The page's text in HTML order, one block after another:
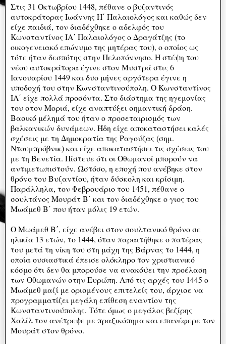
Στις 31 Οκτωβρίου 1448, πέθανε ο βυζαντινός
αυτοκράτορας Ιωάννης Η΄ Παλαιολόγος και καθώς δεν
είχε παιδιά, τον διαδέχθηκε ο αδελφός του
Κωνσταντίνος ΙΑ΄ Παλαιολόγος ο Δραγάτζης (το
οικογενειακό επώνυμο της μητέρας του), ο οποίος ως
τότε ήταν δεσπότης στην Πελοπόννησο. Η στέψη του
νέου αυτοκράτορα έγινε στον Μυστρά στις 6
Ιανουαρίου 1449 και δυο μήνες αργότερα έγινε η
υποδοχή του στην Κωνσταντινούπολη. Ο Κωνσταντίνος
ΙΑ΄ είχε πολλά προσόντα. Στο διάστημα της ηγεμονίας
του στον Μοριά, είχε αναπτύξει σημαντική δράση.
Βασικό μέλημά του ήταν ο προσεταιρισμός των
βαλκανικών δυνάμεων. Ήδη είχε αποκαταστήσει καλές
σχέσεις με τη Δημοκρατία της Ραγούζας (σημ.
Ντουμπρόβνικ) και είχε αποκαταστήσει τις σχέσεις του
με τη Βενετία. Πίστευε ότι οι Οθωμανοί μπορούν να
αντιμετωπιστούν. Ωστόσο, η εποχή που ανέβηκε στον
θρόνο του Βυζαντίου, ήταν δύσκολη και κρίσιμη.
Παράλληλα, τον Φεβρουάριο του 1451, πέθανε ο
σουλτάνος Μουράτ Β΄ και τον διαδέχθηκε ο γιος του
Μωάμεθ Β΄ που ήταν μόλις 19 ετών.
Ο Μωάμεθ Β΄, είχε ανέβει στον σουλτανικό θρόνο σε
ηλικία 13 ετών, το 1444, όταν παραιτήθηκε ο πατέρας
του μετά τη νίκη του στη μάχη της Βάρνας το 1444, η
οποία ουσιαστικά έπεισε ολόκληρο τον χριστιανικό
κόσμο ότι δεν θα μπορούσε να ανακόψει την προέλαση
των Οθωμανών στην Ευρώπη. Από τις αρχές του 1445 ο
Μωάμεθ μαζί με ορισμένους επιτελείς του, άρχισε να
προγραμματίζει μεγάλη επίθεση εναντίον της
Κωνσταντινούπολης. Τότε όμως ο μεγάλος βεζίρης
Χαλίλ τον ανέτρεψε με πραξικόπημα και επανέφερε τον
Μουράτ στον θρόνο.